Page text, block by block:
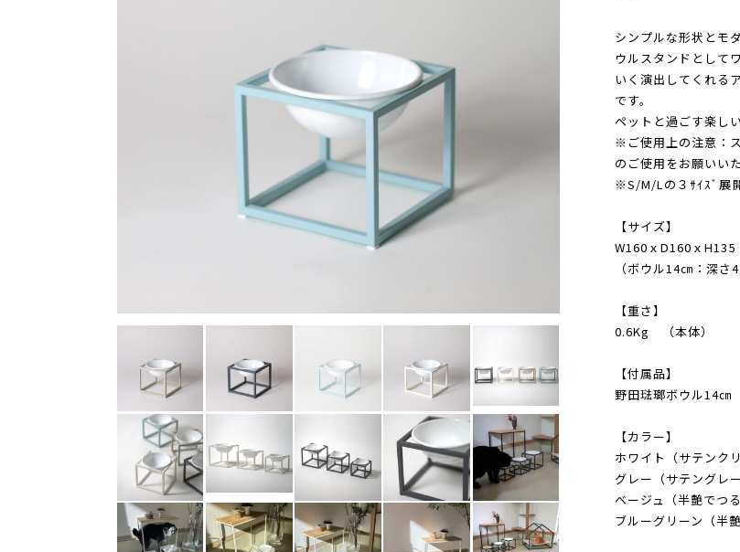
シンプルな形状とモ
ウルスタンドとして
いく演出してくれる
です。
ペットと過ごす楽し
※ご使用上の注意：
のご使用をお願いい
※S/M/Lの３ｻｲｽﾞ展
【サイズ】
W160ｘD160ｘH135
（ボウル14㎝：深
【重さ】
0.6Kg （本体）
【付属品】
野田琺瑯ボウル14
【カラー】
ホワイト（サテンク
グレー（サテングレ
ベージュ（半艶でつ
ブルーグリーン（半